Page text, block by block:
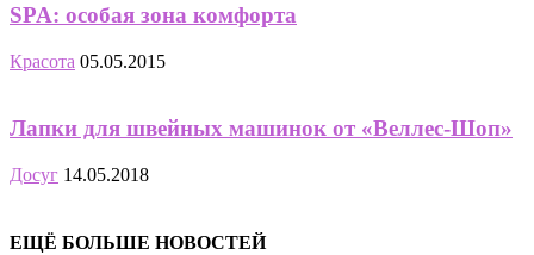
SPA: особая зона комфорта
Красота 05.05.2015
Лапки для швейных машинок от «Веллес-Шоп»
Досуг 14.05.2018
ЕЩЁ БОЛЬШЕ НОВОСТЕЙ